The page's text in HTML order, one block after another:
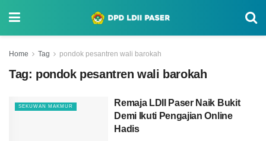
Home Tag pondok pesantren wali barokah
Tag: pondok pesantren wali barokah
SEKUWAN MAKMUR
Remaja LDII Paser Naik Bukit
Demi Ikuti Pengajian Online
Hadis